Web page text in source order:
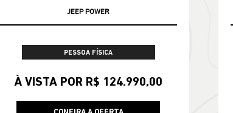
JEEP POWER
PESSOA FÍSICA
À VISTA POR R$ 124.990,00